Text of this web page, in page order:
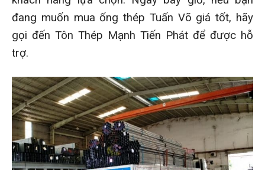
đang muốn mua ống thép Tuấn Võ giá tốt, hãy
gọi đến Tôn Thép Mạnh Tiến Phát để được hỗ
trợ.